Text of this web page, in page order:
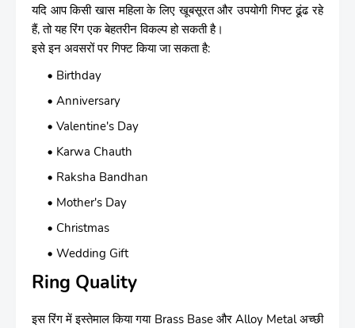
यदि आप किसी खास महिला के लिए खूबसूरत और उपयोगी गिफ्ट ढूंढ रहे
हैं, तो यह रिंग एक बेहतरीन विकल्प हो सकती है।
इसे इन अवसरों पर गिफ्ट किया जा सकता है:
Birthday
Anniversary
Valentine's Day
Karwa Chauth
Raksha Bandhan
Mother's Day
Christmas
Wedding Gift
Ring Quality
इस रिंग में इस्तेमाल किया गया Brass Base और Alloy Metal अच्छी